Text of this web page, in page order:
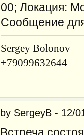
00; Локация:
Сообщение
Sergey Bolonov
+79099632644
by SergeyB - 12/